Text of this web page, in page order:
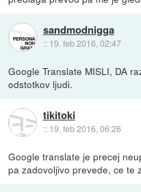
sandmodnigga
:: 19. feb 2016, 02:47
Google Translate MISLI, DA
odstotkov ljudi.
tikitoki
:: 19. feb 2016, 06:26
Google translate je precej
pa zadovoljivo prevede, ce te